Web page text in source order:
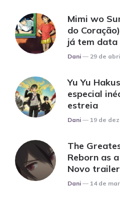
Mimi wo
do
já tem
Posted
Dani 29 de
Yu Yu
especial
estreia
Posted
Dani 19 de
The
Reborn as
Novo
Posted
Dani 14 de